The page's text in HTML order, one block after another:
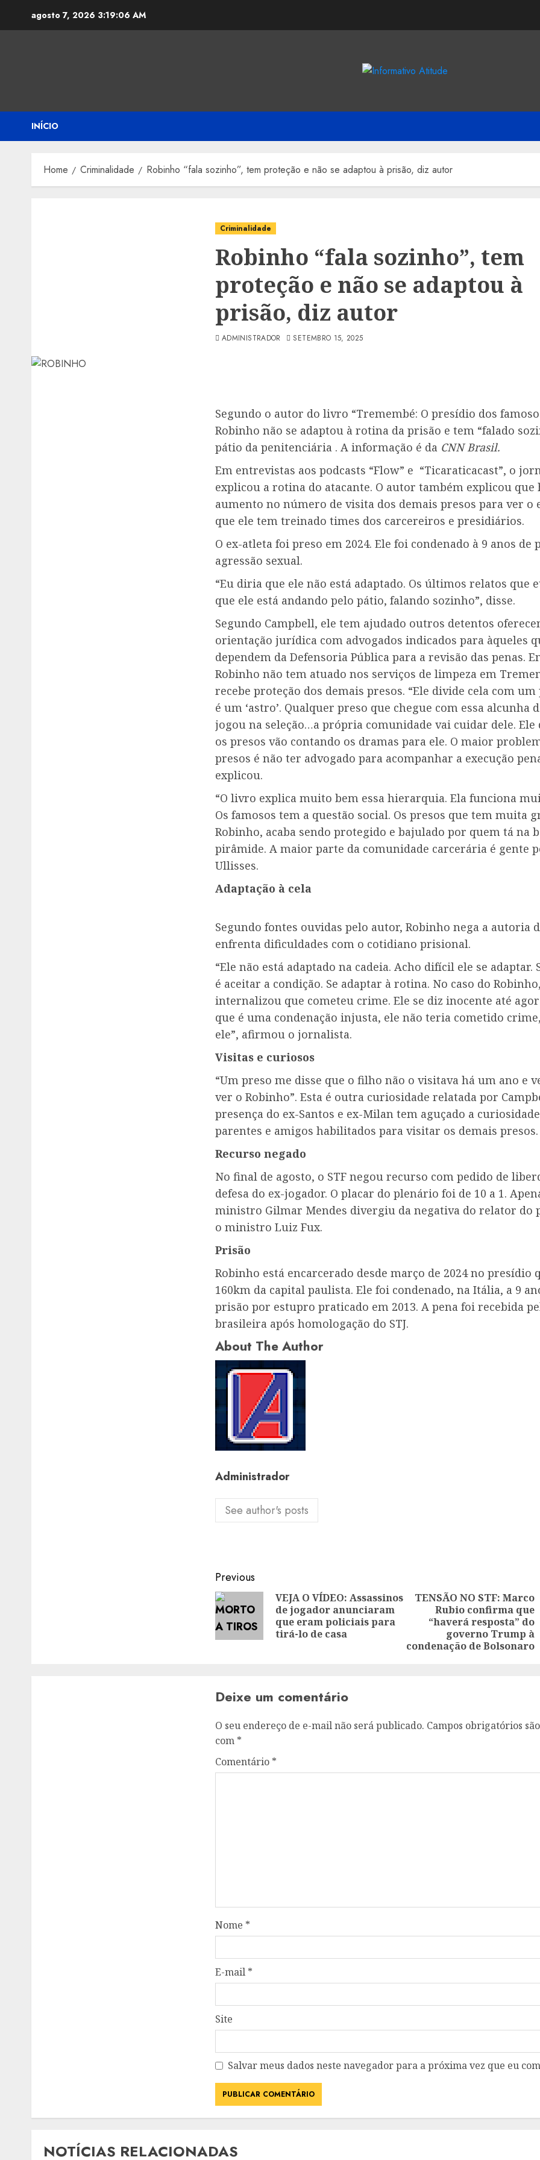
agosto 7, 2026 3:19:07 AM
INÍCIO
Home Criminalidade Robinho “fala sozinho”, tem proteção e não se adaptou à prisão, diz autor
Criminalidade
Robinho “fala sozinho”, tem
proteção e não se adaptou à
prisão, diz autor
ADMINISTRADOR SETEMBRO 15, 2025
Segundo o autor do livro “Tremembé: O presídio dos
Robinho não se adaptou à rotina da prisão e tem “falado
pátio da penitenciária . A informação é da CNN Brasil.
Em entrevistas aos podcasts “Flow” e “Ticaraticacast”, o
explicou a rotina do atacante. O autor também explicou que
aumento no número de visita dos demais presos para ver o
que ele tem treinado times dos carcereiros e presidiários.
O ex-atleta foi preso em 2024. Ele foi condenado à 9 anos de
agressão sexual.
“Eu diria que ele não está adaptado. Os últimos relatos que
que ele está andando pelo pátio, falando sozinho”, disse.
Segundo Campbell, ele tem ajudado outros detentos
orientação jurídica com advogados indicados para àqueles
dependem da Defensoria Pública para a revisão das penas.
Robinho não tem atuado nos serviços de limpeza em
recebe proteção dos demais presos. “Ele divide cela com um
é um ‘astro’. Qualquer preso que chegue com essa alcunha
jogou na seleção…a própria comunidade vai cuidar dele. Ele
os presos vão contando os dramas para ele. O maior
presos é não ter advogado para acompanhar a execução
explicou.
“O livro explica muito bem essa hierarquia. Ela funciona
Os famosos tem a questão social. Os presos que tem muita
Robinho, acaba sendo protegido e bajulado por quem tá na
pirâmide. A maior parte da comunidade carcerária é gente
Ullisses.
Adaptação à cela
Segundo fontes ouvidas pelo autor, Robinho nega a autoria
enfrenta dificuldades com o cotidiano prisional.
“Ele não está adaptado na cadeia. Acho difícil ele se adaptar.
é aceitar a condição. Se adaptar à rotina. No caso do
internalizou que cometeu crime. Ele se diz inocente até
que é uma condenação injusta, ele não teria cometido
ele”, afirmou o jornalista.
Visitas e curiosos
“Um preso me disse que o filho não o visitava há um ano e
ver o Robinho”. Esta é outra curiosidade relatada por
presença do ex-Santos e ex-Milan tem aguçado a
parentes e amigos habilitados para visitar os demais presos.
Recurso negado
No final de agosto, o STF negou recurso com pedido de
defesa do ex-jogador. O placar do plenário foi de 10 a 1.
ministro Gilmar Mendes divergiu da negativa do relator do
o ministro Luiz Fux.
Prisão
Robinho está encarcerado desde março de 2024 no presídio
160km da capital paulista. Ele foi condenado, na Itália, a 9
prisão por estupro praticado em 2013. A pena foi recebida
brasileira após homologação do STJ.
About The Author
Administrador
See author's posts
Post
navigation
Previous
Previous
VEJA O VÍDEO: Assassinos
de jogador anunciaram
que eram policiais para
tirá-lo de casa
Next
TENSÃO NO STF: Marco
Rubio confirma que
“haverá resposta” do
governo Trump à
condenação de Bolsonaro
Deixe um comentário
O seu endereço de e-mail não será publicado. Campos obrigatórios
com *
Comentário *
Nome *
E-mail *
Site
Salvar meus dados neste navegador para a próxima vez que eu
NOTÍCIAS RELACIONADAS